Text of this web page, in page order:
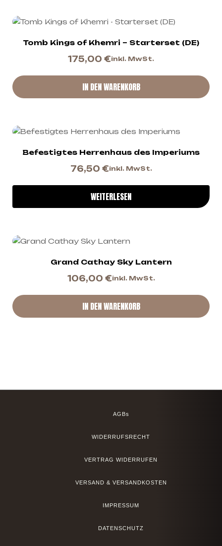
Tomb Kings of Khemri – Starterset (DE)
175,00 €inkl. MwSt.
IN DEN WARENKORB
Befestigtes Herrenhaus des Imperiums
76,50 €inkl. MwSt.
WEITERLESEN
Grand Cathay Sky Lantern
106,00 €inkl. MwSt.
IN DEN WARENKORB
AGBs
WIDERRUFSRECHT
VERTRAG WIDERRUFEN
VERSAND & VERSANDKOSTEN
IMPRESSUM
DATENSCHUTZ